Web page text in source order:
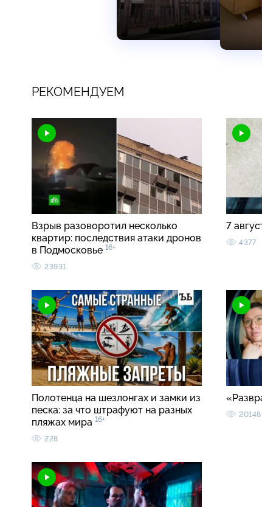
РЕКОМЕНДУЕМ
Взрыв разоворотил несколько
квартир: последствия атаки дронов
в Подмосковье 16+
23931
7
4377
Полотенца на шезлонгах и замки из
песка: за что штрафуют на разных
пляжах мира 16+
228
20148